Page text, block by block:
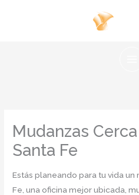
Mudanzas
Santa Fe
Estás planeando para tu vida
Fe, una oficina mejor ubicada,